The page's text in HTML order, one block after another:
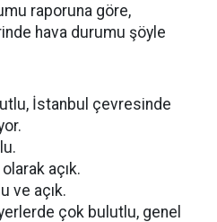
raporuna göre,
hava durumu şöyle
İstanbul çevresinde
açık.
ve açık.
yerlerde çok bulutlu, genel